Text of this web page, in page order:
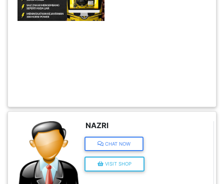
NAZRI
CHAT NOW
VISIT SHOP
DERMA
DAN
PEMBORONG(2)
PRODUK
DIGITAL(29)